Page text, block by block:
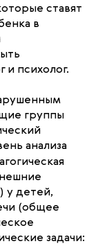
ставят
в
психолог.
группы
анализа
у детей,
(общее
задачи: